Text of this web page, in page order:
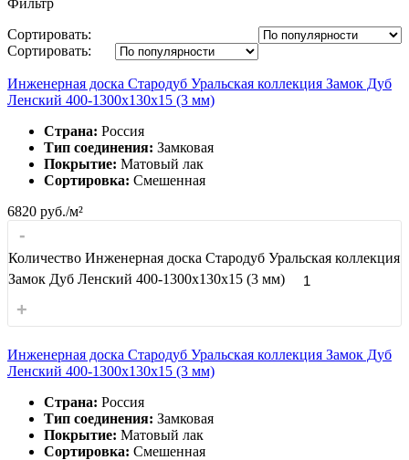
Сортировать:
Сортировать:
Инженерная доска Стародуб Уральская коллекция Замок Дуб
Ленский 400-1300x130x15 (3 мм)
Страна: Россия
Тип соединения: Замковая
Покрытие: Матовый лак
Сортировка: Смешенная
6820 руб./м²
-
Количество Инженерная доска Стародуб Уральская коллекция
Замок Дуб Ленский 400-1300x130x15 (3 мм)
+
Инженерная доска Стародуб Уральская коллекция Замок Дуб
Ленский 400-1300x130x15 (3 мм)
Страна: Россия
Тип соединения: Замковая
Покрытие: Матовый лак
Сортировка: Смешенная